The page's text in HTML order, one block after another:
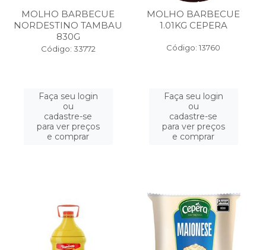
MOLHO BARBECUE
NORDESTINO TAMBAU
830G
Código: 33772
Faça seu login
ou
cadastre-se
para ver preços
e comprar
MOLHO BARBECUE
1.01KG CEPERA
Código: 13760
Faça seu login
ou
cadastre-se
para ver preços
e comprar